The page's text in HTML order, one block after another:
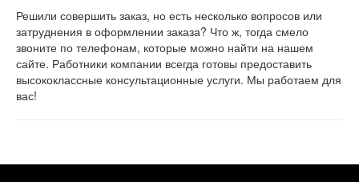
Решили совершить заказ, но есть несколько вопросов или
затруднения в оформлении заказа? Что ж, тогда смело
звоните по телефонам, которые можно найти на нашем
сайте. Работники компании всегда готовы предоставить
высококлассные консультационные услуги. Мы работаем для
вас!